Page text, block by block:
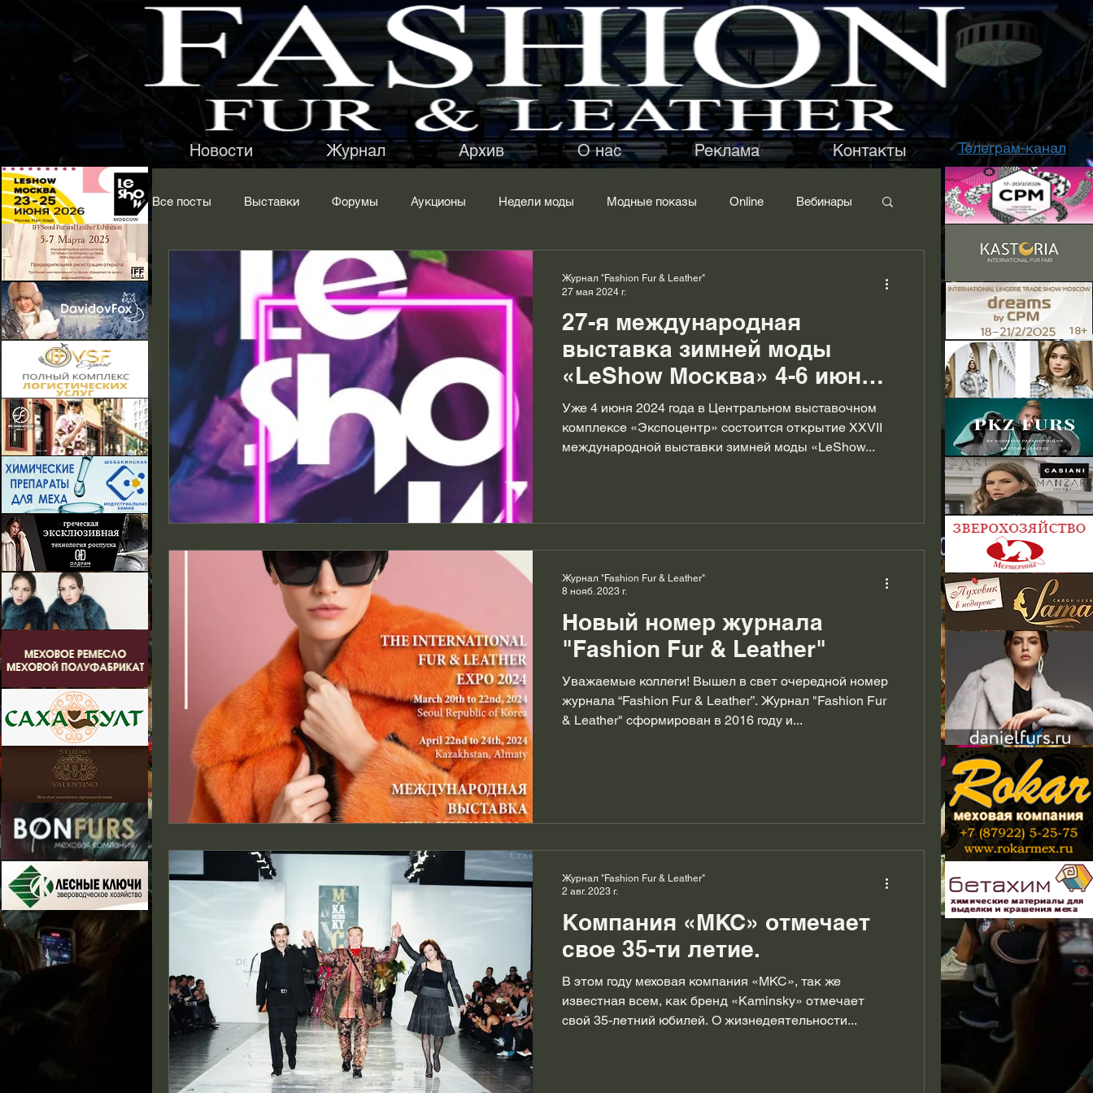
Новости Журнал Архив О нас Реклама Контакты Телеграм-канал
Все посты Выставки Форумы Аукционы Недели моды Модные показы Online Вебинары
Одежда Головные уборы
Аксессуары Оборудование Фабрики Магазины Тренды
27-я международная
выставка зимней моды
«LeShow Москва» 4-6 июня
2024
Уже 4 июня 2024 года в Центральном выставочном
комплексе «Экспоцентр» состоится открытие XXVII
международной выставки зимней моды «LeShow...
Журнал "Fashion Fur & Leather"
27 мая 2024 г.
Новый номер журнала
"Fashion Fur & Leather"
Уважаемые коллеги! Вышел в свет очередной номер
журнала “Fashion Fur & Leather”. Журнал "Fashion Fur
& Leather" сформирован в 2016 году и...
Журнал "Fashion Fur & Leather"
8 нояб. 2023 г.
Компания «МКС» отмечает
свое 35-ти летие.
В этом году меховая компания «МКС», так же
известная всем, как бренд «Kaminsky» отмечает
свой 35-летний юбилей. О жизнедеятельности...
Журнал "Fashion Fur & Leather"
2 авг. 2023 г.